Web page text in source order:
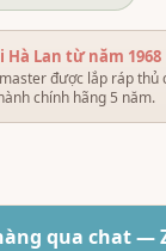
Hà Lan từ năm 1968
được lắp ráp thủ
chính hãng 5 năm.
qua chat —